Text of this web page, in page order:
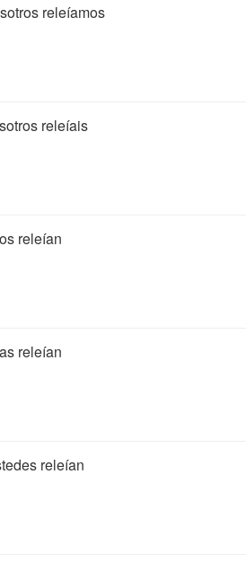
releíamos
releíais
releían
releían
releían